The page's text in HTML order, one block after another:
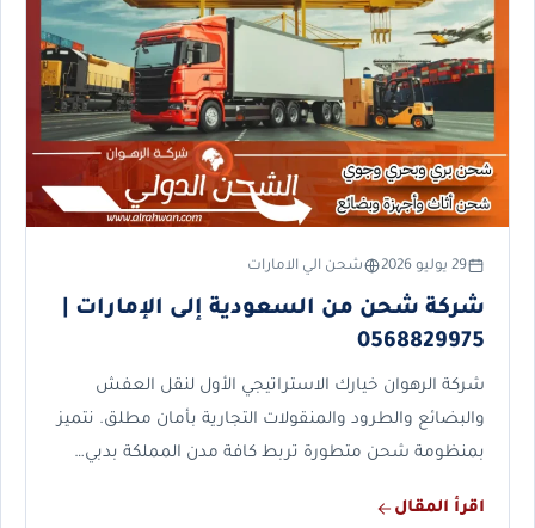
29 يوليو 2026 شحن الي الامارات
شركة شحن من السعودية إلى الإمارات |
0568829975
شركة الرهوان خيارك الاستراتيجي الأول لنقل العفش
والبضائع والطرود والمنقولات التجارية بأمان مطلق. نتميز
بمنظومة شحن متطورة تربط كافة مدن المملكة بدبي…
اقرأ المقال